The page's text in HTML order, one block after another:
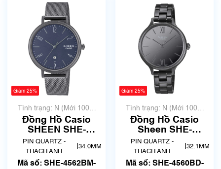
Giảm 25%
Tình trạng: N (Mới 100%
chưa qua sử dụng)
Đồng Hồ Casio
SHEEN SHE-
4562BM-2AUDF
Chính Hãng
PIN QUARTZ -
THẠCH ANH
34.0MM
Mã số: SHE-4562BM-
Giảm 25%
Tình trạng: N (Mới 100%
chưa qua sử dụng)
Đồng Hồ Casio
Sheen SHE-
4560BD-1AUDF
Chính Hãng
PIN QUARTZ -
THẠCH ANH
32.1MM
Mã số: SHE-4560BD-